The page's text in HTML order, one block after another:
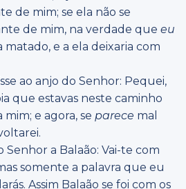
de mim; se ela não se
de mim, na verdade que eu
matado, e a ela deixaria com
ao anjo do Senhor: Pequei,
que estavas neste caminho
e agora, se parece mal
Senhor a Balaão: Vai-te com
somente a palavra que eu
Assim Balaão se foi com os